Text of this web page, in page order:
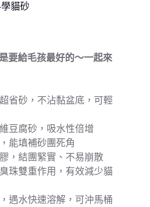
貓砂
要給毛孩最好的～一起來
省砂，不沾黏盆底，可輕
豆腐砂，吸水性倍增
能填補砂團死角
，結團緊實、不易崩散
珠雙重作用，有效減少貓
遇水快速溶解，可沖馬桶